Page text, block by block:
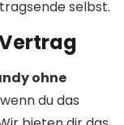
selbst.
ohne
du das